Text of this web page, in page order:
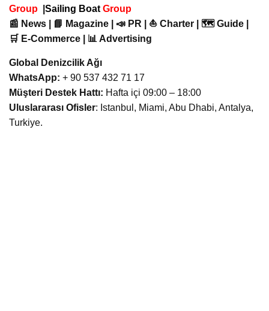
Group
Sailing Boat Group
📰 News | 📘 Magazine | 📣 PR | ⛵ Charter | 🗺️ Guide |
🛒 E-Commerce | 📊 Advertising
Global Denizcilik Ağı
WhatsApp: + 90 537 432 71 17
Müşteri Destek Hattı: Hafta içi 09:00 – 18:00
Uluslararası Ofisler: Istanbul, Miami, Abu Dhabi, Antalya,
Turkiye.